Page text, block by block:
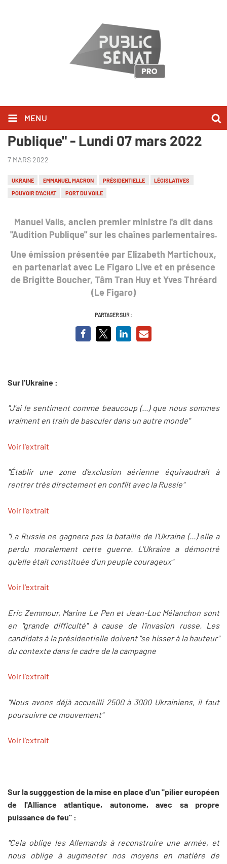
MENU
Manuel Valls l'a dit dans "Audition
Publique" - Lundi 07 mars 2022
7 MARS 2022
UKRAINE EMMANUEL MACRON PRÉSIDENTIELLE
LÉGISLATIVES
POUVOIR D'ACHAT
PORT DU VOILE
Manuel Valls, ancien premier ministre l'a dit dans
"Audition Publique"sur les chaînes parlementaires.
Une émission présentée par Elizabeth Martichoux,
en partenariat avec Le Figaro Live et en présence
de Brigitte Boucher, Tâm Tran Huy et Yves Thréard
(Le Figaro)
PARTAGER SUR :
Sur l'Ukraine :
"J'ai le sentiment comme beaucoup (...) que nous sommes
vraiment en train de basculer dans un autre monde"
Voir l'extrait
"Établir une zone d'exclusion aérienne équivaudrait à
rentrer très directement en conflit avec la Russie"
Voir l'extrait
"La Russie ne gagnera pas la bataille de l'Ukraine (...) elle a
perdu moralement cette guerre. L'Ukraine a démontré
qu'elle était constituée d'un peuple courageux"
Voir l'extrait
Eric Zemmour, Marine Le Pen et Jean-Luc Mélanchon sont
en "grande difficulté" à cause de l'invasion russe. Les
candidats à la présidentielle doivent "se hisser à la hauteur"
du contexte dans le cadre de la campagne
Voir l'extrait
"Nous avons déjà accueilli 2500 à 3000 Ukrainiens, il faut
poursuivre ce mouvement"
Voir l'extrait
Sur la sugggestion de la mise en place d'un "pilier européen
de l'Alliance atlantique, autonome, avec sa propre
puissance de feu" :
"Cela oblige les Allemands à reconstruire une armée, et
nous oblige à augmenter nos moyens en matière de